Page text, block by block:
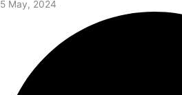
5 May, 2024